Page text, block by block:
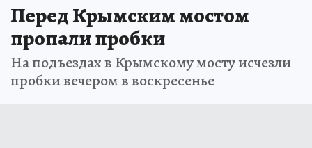
Перед Крымским мостом
пропали пробки
На подъездах в Крымскому мосту исчезли
пробки вечером в воскресенье